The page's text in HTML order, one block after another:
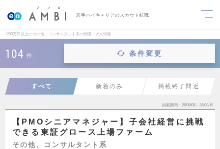
若手ハイキャリアのスカウト転職
1200万円以上のその他、コンサルタント系の転職・求人情報
104 件 条件変更
すべて 新着のみ 掲載終了間近
掲載期間 26/08/06～26/08/19
【PMOシニアマネジャー】子会社経営に挑戦
できる東証グロース上場ファーム
その他、コンサルタント系